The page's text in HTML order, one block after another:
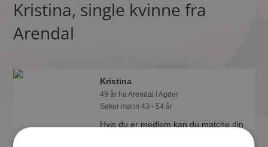
Kristina, single kvinne fra
Arendal
Kristina
49 år fra Arendal i Agder
Søker mann 43 - 54 år
Hvis du er medlem kan du matche din